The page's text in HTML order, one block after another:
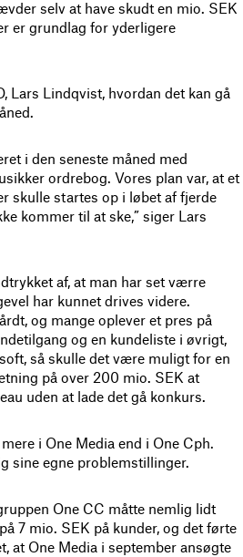
selv at have skudt en mio. SEK
er grundlag for yderligere
Lars Lindqvist, hvordan det kan gå
i den seneste måned med
ordrebog. Vores plan var, at et
skulle startes op i løbet af fjerde
kommer til at ske,” siger Lars
af, at man har set værre
har kunnet drives videre.
og mange oplever et pres på
og en kundeliste i øvrigt,
så skulle det være muligt for en
på over 200 mio. SEK at
uden at lade det gå konkurs.
i One Media end i One Cph.
sine egne problemstillinger.
One CC måtte nemlig lidt
7 mio. SEK på kunder, og det førte
at One Media i september ansøgte